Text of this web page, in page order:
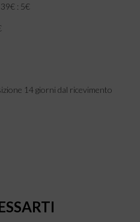
: 5€
14 giorni dal ricevimento